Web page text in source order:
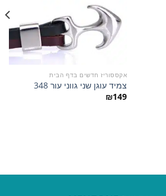
אקססוריז חדשים בדף הבית
צמיד עוגן שני גווני עור 348
₪149